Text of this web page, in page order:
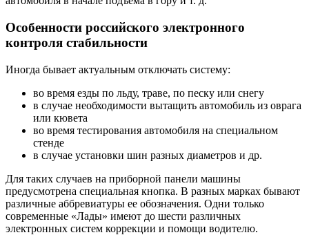
Особенности российского электронного
контроля стабильности
Иногда бывает актуальным отключать систему:
во время езды по льду, траве, по песку или снегу
в случае необходимости вытащить автомобиль из оврага
или кювета
во время тестирования автомобиля на специальном
стенде
в случае установки шин разных диаметров и др.
Для таких случаев на приборной панели машины
предусмотрена специальная кнопка. В разных марках бывают
различные аббревиатуры ее обозначения. Одни только
современные «Лады» имеют до шести различных
электронных систем коррекции и помощи водителю.